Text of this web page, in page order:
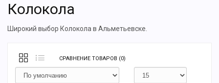
Колокола
Широкий выбор Колокола в Альметьевске.
СРАВНЕНИЕ ТОВАРОВ (0)